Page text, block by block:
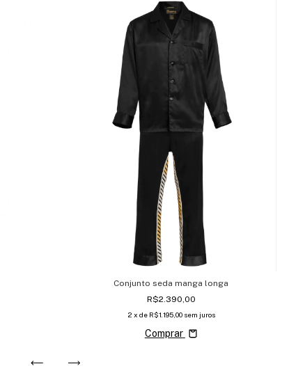
Conjunto seda manga longa
R$2.390,00
2 x de R$1.195,00 sem juros
Comprar